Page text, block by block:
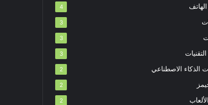
4
3
3
3
الذكاء الاصطناعي 2
2
2